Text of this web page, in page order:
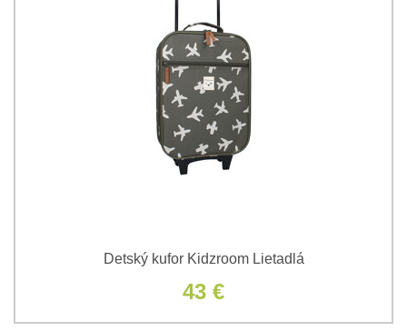
Detský kufor Kidzroom Lietadlá
43 €